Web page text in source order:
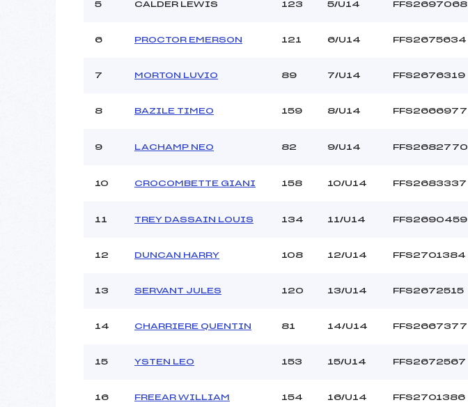
Pénalité appliquée :
115.9000
5 CALDER LEWIS 123 5/U14 FFS2697068
6 PROCTOR EMERSON 121 6/U14 FFS2675634
7 MORTON LUVIO 89 7/U14 FFS2676319
8 BAZILE TIMEO 159 8/U14 FFS2666977
9 LACHAMP NEO 82 9/U14 FFS2682770
10 CROCOMBETTE GIANI 158 10/U14 FFS2683337
11 TREY DASSAIN LOUIS 134 11/U14 FFS2690459
12 DUNCAN HARRY 108 12/U14 FFS2701384
13 SERVANT JULES 120 13/U14 FFS2672515
14 CHARRIERE QUENTIN 81 14/U14 FFS2667377
15 YSTEN LEO 153 15/U14 FFS2672567
16 FREEAR WILLIAM 154 16/U14 FFS2701386